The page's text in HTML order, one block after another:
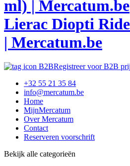
Lierac Diopti
| Mercatum.be
Registreer voor B2B
+32 55 21 35 84
info@mercatum.be
Home
MijnMercatum
Over Mercatum
Contact
Reserveren voorschrift
Bekijk alle categorieën